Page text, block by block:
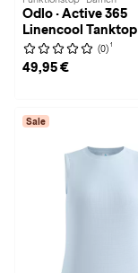
Odlo · Active 365
Linencool Tanktop
(0) 1
49,95 €
Sale